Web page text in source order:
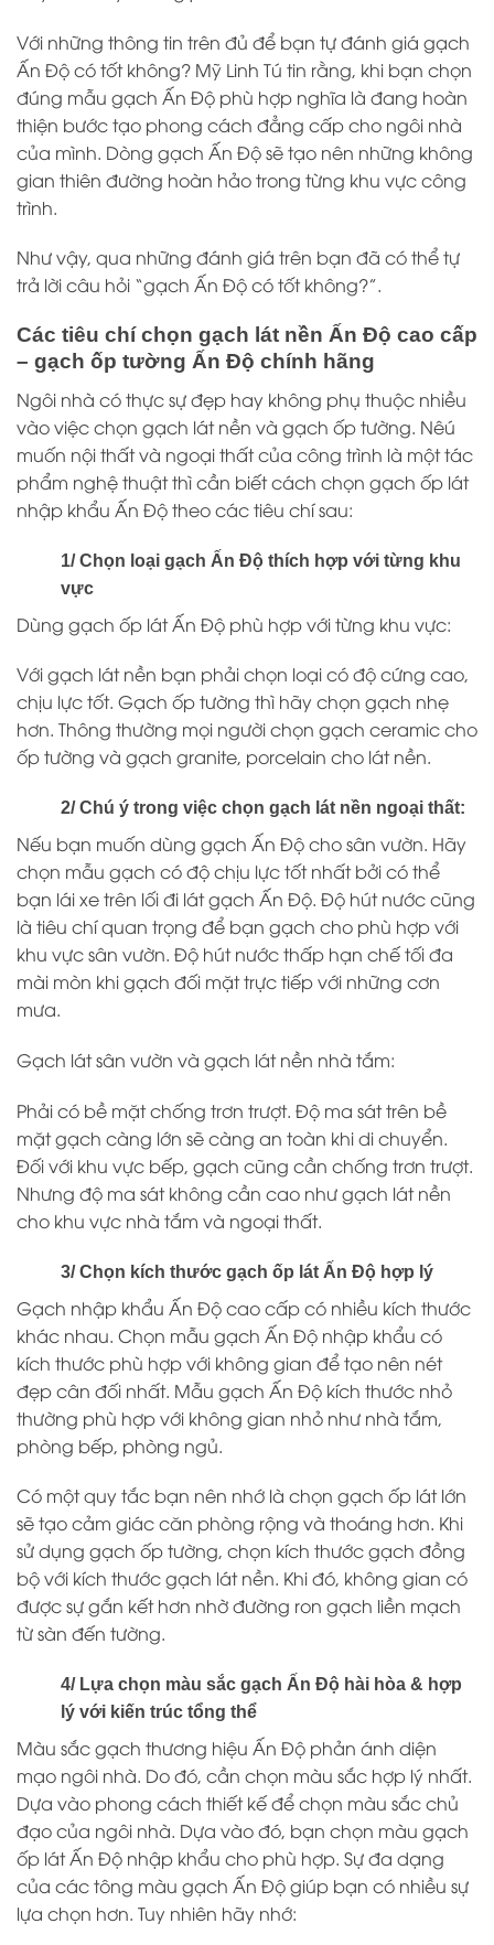
Với những thông tin trên đủ để bạn tự đánh giá gạch
Ấn Độ có tốt không? Mỹ Linh Tú tin rằng, khi bạn chọn
đúng mẫu gạch Ấn Độ phù hợp nghĩa là đang hoàn
thiện bước tạo phong cách đẳng cấp cho ngôi nhà
của mình. Dòng gạch Ấn Độ sẽ tạo nên những không
gian thiên đường hoàn hảo trong từng khu vực công
trình.
Như vậy, qua những đánh giá trên bạn đã có thể tự
trả lời câu hỏi “gạch Ấn Độ có tốt không?”.
Các tiêu chí chọn gạch lát nền Ấn Độ cao cấp
– gạch ốp tường Ấn Độ chính hãng
Ngôi nhà có thực sự đẹp hay không phụ thuộc nhiều
vào việc chọn gạch lát nền và gạch ốp tường. Nêú
muốn nội thất và ngoại thất của công trình là một tác
phẩm nghệ thuật thì cần biết cách chọn gạch ốp lát
nhập khẩu Ấn Độ theo các tiêu chí sau:
1/ Chọn loại gạch Ấn Độ thích hợp với từng khu
vực
Dùng gạch ốp lát Ấn Độ phù hợp với từng khu vực:
Với gạch lát nền bạn phải chọn loại có độ cứng cao,
chịu lực tốt. Gạch ốp tường thì hãy chọn gạch nhẹ
hơn. Thông thường mọi người chọn gạch ceramic cho
ốp tường và gạch granite, porcelain cho lát nền.
2/ Chú ý trong việc chọn gạch lát nền ngoại thất:
Nếu bạn muốn dùng gạch Ấn Độ cho sân vườn. Hãy
chọn mẫu gạch có độ chịu lực tốt nhất bởi có thể
bạn lái xe trên lối đi lát gạch Ấn Độ. Độ hút nước cũng
là tiêu chí quan trọng để bạn gạch cho phù hợp với
khu vực sân vườn. Độ hút nước thấp hạn chế tối đa
mài mòn khi gạch đối mặt trực tiếp với những cơn
mưa.
Gạch lát sân vườn và gạch lát nền nhà tắm:
Phải có bề mặt chống trơn trượt. Độ ma sát trên bề
mặt gạch càng lớn sẽ càng an toàn khi di chuyển.
Đối với khu vực bếp, gạch cũng cần chống trơn trượt.
Nhưng độ ma sát không cần cao như gạch lát nền
cho khu vực nhà tắm và ngoại thất.
3/ Chọn kích thước gạch ốp lát Ấn Độ hợp lý
Gạch nhập khẩu Ấn Độ cao cấp có nhiều kích thước
khác nhau. Chọn mẫu gạch Ấn Độ nhập khẩu có
kích thước phù hợp với không gian để tạo nên nét
đẹp cân đối nhất. Mẫu gạch Ấn Độ kích thước nhỏ
thường phù hợp với không gian nhỏ như nhà tắm,
phòng bếp, phòng ngủ.
Có một quy tắc bạn nên nhớ là chọn gạch ốp lát lớn
sẽ tạo cảm giác căn phòng rộng và thoáng hơn. Khi
sử dụng gạch ốp tường, chọn kích thước gạch đồng
bộ với kích thước gạch lát nền. Khi đó, không gian có
được sự gắn kết hơn nhờ đường ron gạch liền mạch
từ sàn đến tường.
4/ Lựa chọn màu sắc gạch Ấn Độ hài hòa & hợp
lý với kiến trúc tổng thể
Màu sắc gạch thương hiệu Ấn Độ phản ánh diện
mạo ngôi nhà. Do đó, cần chọn màu sắc hợp lý nhất.
Dựa vào phong cách thiết kế để chọn màu sắc chủ
đạo của ngôi nhà. Dựa vào đó, bạn chọn màu gạch
ốp lát Ấn Độ nhập khẩu cho phù hợp. Sự đa dạng
của các tông màu gạch Ấn Độ giúp bạn có nhiều sự
lựa chọn hơn. Tuy nhiên hãy nhớ: